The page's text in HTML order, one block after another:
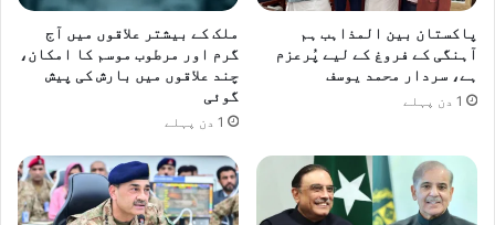
چ
گ
ئ
ے
،
ح
پ
پاکستان بین المذاہب ہم
آہنگی کے فروغ کے لیے پُرعزم
ہے، سردار محمد یوسف
1 دن پہلے
ملک کے بیشتر علاقوں میں آج
گرم اور مرطوب موسم کا امکان،
چند علاقوں میں بارش کی پیش
گوئی
1 دن پہلے